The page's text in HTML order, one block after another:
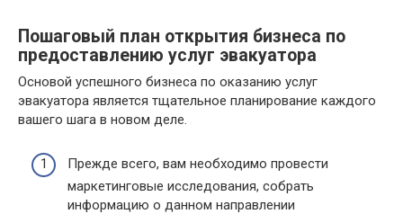
Пошаговый план открытия бизнеса по
предоставлению услуг эвакуатора
Основой успешного бизнеса по оказанию услуг
эвакуатора является тщательное планирование каждого
вашего шага в новом деле.
Прежде всего, вам необходимо провести
маркетинговые исследования, собрать
информацию о данном направлении